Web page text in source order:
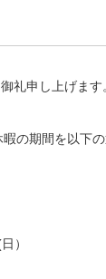
礼申し上げます
の期間を以下
）